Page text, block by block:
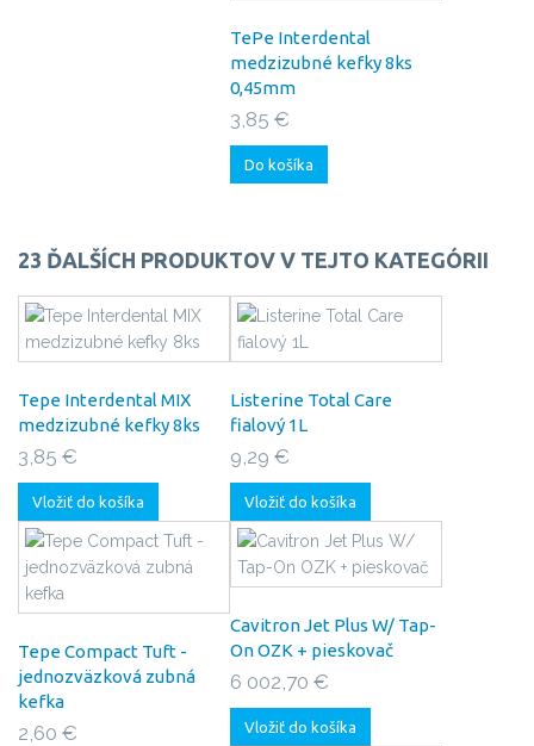
TePe Interdental
medzizubné kefky 8ks
0,45mm
3,85 €
Do košíka
23 ĎALŠÍCH PRODUKTOV V TEJTO KATEGÓRII
Tepe Interdental MIX
medzizubné kefky 8ks
3,85 €
Vložiť do košíka
Listerine Total Care
fialový 1L
9,29 €
Vložiť do košíka
Tepe Compact Tuft -
jednozväzková zubná
kefka
2,60 €
Cavitron Jet Plus W/ Tap-
On OZK + pieskovač
6 002,70 €
Vložiť do košíka